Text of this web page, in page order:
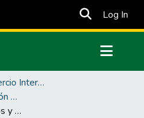
Log In
Facultad de Comercio Internacional, Integración, Administración y Economía Empresarial
Carrera de Administración de Empresas y Marketing
El marketing de servicios y su incidencia en el posicionamiento de mercado de la empresa Telenlaces Sistemas y Telecomunicaciones S.A. de la ciudad de Tulcán”